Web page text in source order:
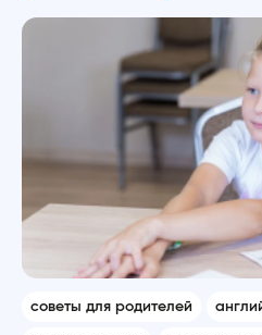
советы для родителей